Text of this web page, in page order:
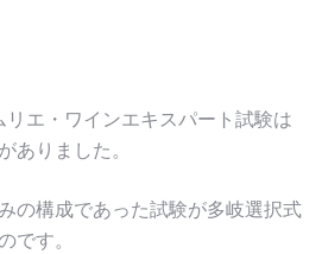
エ・ワインエキスパート試験は
ありました。
の構成であった試験が多岐選択式
です。